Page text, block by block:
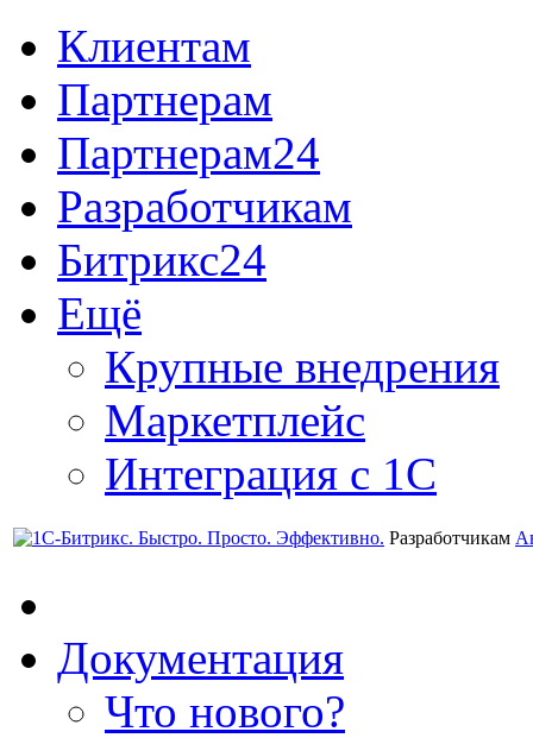
Клиентам
Партнерам
Партнерам24
Разработчикам
Битрикс24
Ещё
Крупные внедрения
Маркетплейс
Интеграция с 1С
Разработчикам
Документация
Что нового?